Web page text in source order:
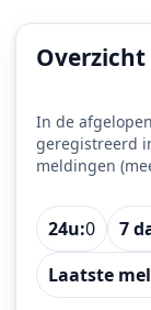
Overzicht
In de
geregistreerd
meldingen
24u:0 7
Laatste